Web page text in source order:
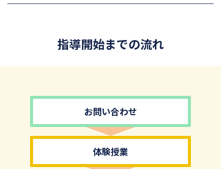
指導開始までの流れ
お問い合わせ
体験授業